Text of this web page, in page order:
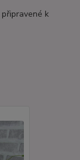
k